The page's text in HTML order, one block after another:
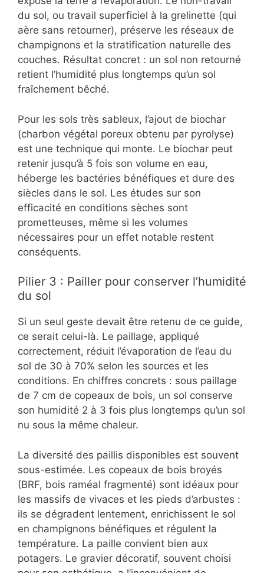
du sol, ou travail superficiel à la grelinette (qui
aère sans retourner), préserve les réseaux de
champignons et la stratification naturelle des
couches. Résultat concret : un sol non retourné
retient l’humidité plus longtemps qu’un sol
fraîchement bêché.
Pour les sols très sableux, l’ajout de biochar
(charbon végétal poreux obtenu par pyrolyse)
est une technique qui monte. Le biochar peut
retenir jusqu’à 5 fois son volume en eau,
héberge les bactéries bénéfiques et dure des
siècles dans le sol. Les études sur son
efficacité en conditions sèches sont
prometteuses, même si les volumes
nécessaires pour un effet notable restent
conséquents.
Pilier 3 : Pailler pour conserver l’humidité
du sol
Si un seul geste devait être retenu de ce guide,
ce serait celui-là. Le paillage, appliqué
correctement, réduit l’évaporation de l’eau du
sol de 30 à 70% selon les sources et les
conditions. En chiffres concrets : sous paillage
de 7 cm de copeaux de bois, un sol conserve
son humidité 2 à 3 fois plus longtemps qu’un sol
nu sous la même chaleur.
La diversité des paillis disponibles est souvent
sous-estimée. Les copeaux de bois broyés
(BRF, bois raméal fragmenté) sont idéaux pour
les massifs de vivaces et les pieds d’arbustes :
ils se dégradent lentement, enrichissent le sol
en champignons bénéfiques et régulent la
température. La paille convient bien aux
potagers. Le gravier décoratif, souvent choisi